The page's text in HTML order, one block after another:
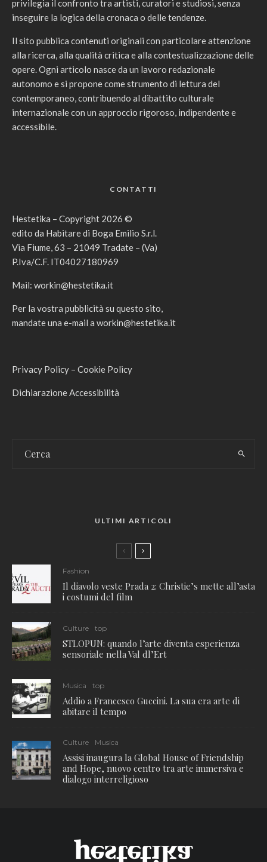
privilegia il confronto tra artisti, curatori e studiosi, senza
inseguire la logica della cronaca o delle tendenze.
Il sito pubblica contenuti originali con particolare attenzione
alla ricerca, alla qualità critica e alla contestualizzazione delle
opere. Ogni articolo nasce da un lavoro redazionale
autonomo e si propone come strumento di lettura del
contemporaneo, contribuendo al dibattito culturale
internazionale con un approccio rigoroso, indipendente e
accessibile.
CONTATTI
Hestetika – Copyright 2026 ©
edito da Habitare di Boga Emilio S.r.l.
Via Fiume, 63 – 21049 Tradate – (Va)
P.Iva/C.F. IT04027180969
Mail: workin@hestetika.it
Per la vostra pubblicità su questo sito,
mandate una e-mail a workin@hestetika.it
Privacy Policy – Cookie Policy
Dichiarazione Accessibilità
ULTIMI ARTICOLI
Fashion
Il diavolo veste Prada 2: Christie’s mette all’asta
i costumi del film
Culture top
STLOPUN: quando l’arte diventa esperienza
sensoriale nella Val dl’Ert
Musica top
Addio a Francesco Guccini. La sua era arte di
abitare il tempo
Culture Musica
Assisi inaugura la Global House of Friendship
and Hope, nuovo centro tra arte immersiva e
dialogo interreligioso